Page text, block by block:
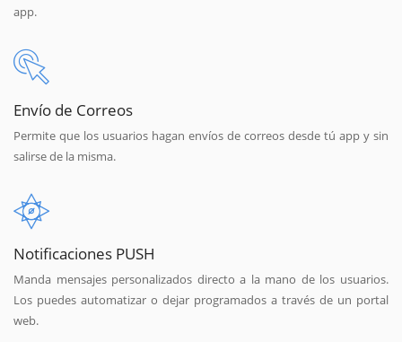
app.
Envío de Correos
Permite que los usuarios hagan envíos de correos desde tú app y sin
salirse de la misma.
Notificaciones PUSH
Manda mensajes personalizados directo a la mano de los usuarios.
Los puedes automatizar o dejar programados a través de un portal
web.